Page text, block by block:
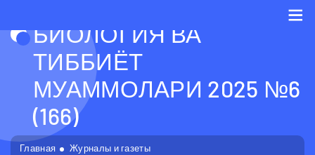
БИОЛОГИЯ ВА
ТИББИЁТ
МУАММОЛАРИ 2025 №6
(166)
Главная
Журналы и газеты